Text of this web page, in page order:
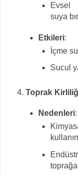
Evsel
suya
Etkileri:
İçme
Sucul
Toprak
Nedenleri:
toprağa